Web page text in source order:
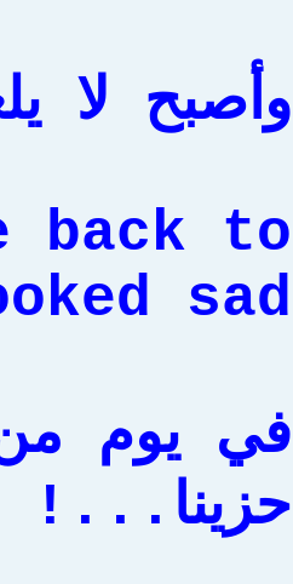
وأصبح لا
back to
sad.
في يوم
حزينا...!